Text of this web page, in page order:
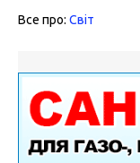
Все про: Світ